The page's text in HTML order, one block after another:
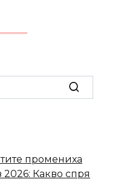
промениха
Какво спря